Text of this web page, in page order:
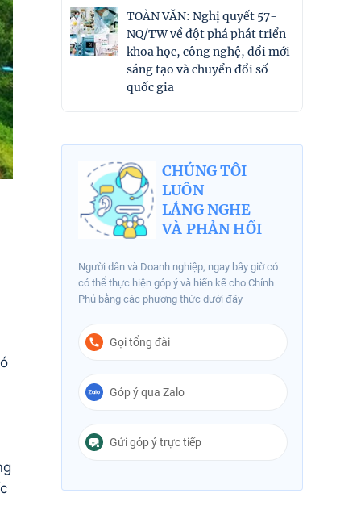
TOÀN VĂN: Nghị quyết 57-
NQ/TW về đột phá phát triển
khoa học, công nghệ, đổi mới
sáng tạo và chuyển đổi số
quốc gia
CHÚNG TÔI
LUÔN
LẮNG NGHE
VÀ PHẢN HỒI
Người dân và Doanh nghiệp, ngay bây giờ có
có thể thực hiện góp ý và hiến kế cho Chính
Phủ bằng các phương thức dưới đây
Gọi tổng đài
Góp ý qua Zalo
Gửi góp ý trực tiếp